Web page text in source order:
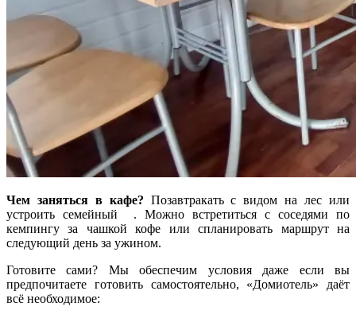
Чем заняться в кафе? Позавтракать с видом на лес или
устроить семейный . Можно встретиться с соседями по
кемпингу за чашкой кофе или спланировать маршрут на
следующий день за ужином.
Готовите сами? Мы обеспечим условия даже если вы
предпочитаете готовить самостоятельно, «Домиотель» даёт
всё необходимое: